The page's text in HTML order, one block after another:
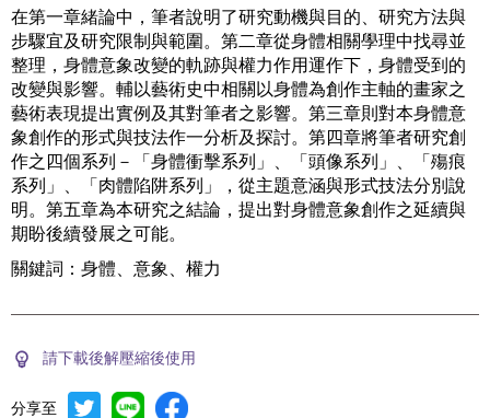
在第一章緒論中，筆者說明了研究動機與目的、研究方法與
步驟宜及研究限制與範圍。第二章從身體相關學理中找尋並
整理，身體意象改變的軌跡與權力作用運作下，身體受到的
改變與影響。輔以藝術史中相關以身體為創作主軸的畫家之
藝術表現提出實例及其對筆者之影響。第三章則對本身體意
象創作的形式與技法作一分析及探討。第四章將筆者研究創
作之四個系列－「身體衝擊系列」、「頭像系列」、「殤痕
系列」、「肉體陷阱系列」，從主題意涵與形式技法分別說
明。第五章為本研究之結論，提出對身體意象創作之延續與
期盼後續發展之可能。
關鍵詞：身體、意象、權力
分享至
請下載後解壓縮後使用